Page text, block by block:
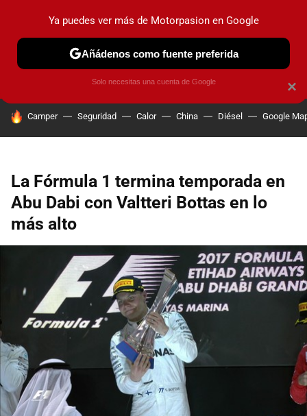
PRUEBAS COCHES ELÉCTRICOS OBSERVATORIO
HOY SE HABLA DE
Camper Seguridad Calor China Diésel Google
La Fórmula 1 termina temporada en
Abu Dabi con Valtteri Bottas en lo
más alto
×
Ya puedes ver más de Motorpasion en Google
Añádenos como fuente preferida
Solo necesitas una cuenta de Google